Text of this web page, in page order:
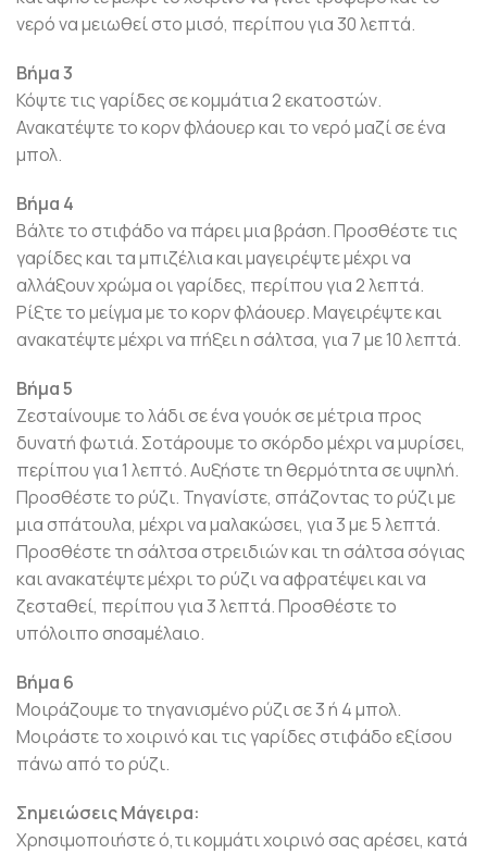
νερό να μειωθεί στο μισό, περίπου για 30 λεπτά.
Βήμα 3
Κόψτε τις γαρίδες σε κομμάτια 2 εκατοστών.
Ανακατέψτε το κορν φλάουερ και το νερό μαζί σε ένα
μπολ.
Βήμα 4
Βάλτε το στιφάδο να πάρει μια βράση. Προσθέστε τις
γαρίδες και τα μπιζέλια και μαγειρέψτε μέχρι να
αλλάξουν χρώμα οι γαρίδες, περίπου για 2 λεπτά.
Ρίξτε το μείγμα με το κορν φλάουερ. Μαγειρέψτε και
ανακατέψτε μέχρι να πήξει η σάλτσα, για 7 με 10 λεπτά.
Βήμα 5
Ζεσταίνουμε το λάδι σε ένα γουόκ σε μέτρια προς
δυνατή φωτιά. Σοτάρουμε το σκόρδο μέχρι να μυρίσει,
περίπου για 1 λεπτό. Αυξήστε τη θερμότητα σε υψηλή.
Προσθέστε το ρύζι. Τηγανίστε, σπάζοντας το ρύζι με
μια σπάτουλα, μέχρι να μαλακώσει, για 3 με 5 λεπτά.
Προσθέστε τη σάλτσα στρειδιών και τη σάλτσα σόγιας
και ανακατέψτε μέχρι το ρύζι να αφρατέψει και να
ζεσταθεί, περίπου για 3 λεπτά. Προσθέστε το
υπόλοιπο σησαμέλαιο.
Βήμα 6
Μοιράζουμε το τηγανισμένο ρύζι σε 3 ή 4 μπολ.
Μοιράστε το χοιρινό και τις γαρίδες στιφάδο εξίσου
πάνω από το ρύζι.
Σημειώσεις Μάγειρα:
Χρησιμοποιήστε ό,τι κομμάτι χοιρινό σας αρέσει, κατά